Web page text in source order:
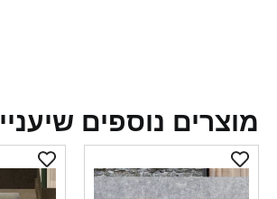
נוספים שיעניינו